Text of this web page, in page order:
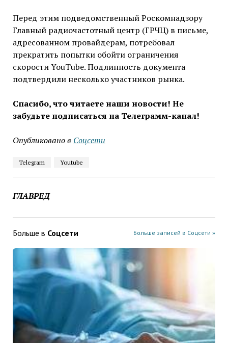
Перед этим подведомственный Роскомнадзору
Главный радиочастотный центр (ГРЧЦ) в письме,
адресованном провайдерам, потребовал
прекратить попытки обойти ограничения
скорости YouTube. Подлинность документа
подтвердили несколько участников рынка.
Спасибо, что читаете наши новости! Не
забудьте подписаться на Телеграмм-канал!
Опубликовано в Соцсети
Telegram Youtube
ГЛАВРЕД
Больше в Соцсети Больше записей в Соцсети »